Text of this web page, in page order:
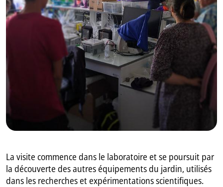
GB
La visite commence dans le laboratoire et se poursuit par
la découverte des autres équipements du jardin, utilisés
dans les recherches et expérimentations scientifiques.